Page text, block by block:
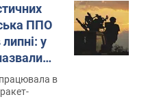
ППО
у
в